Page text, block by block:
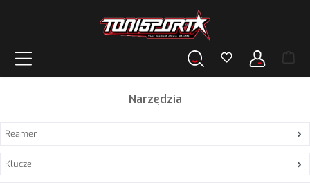
Narzędzia
Reamer
Klucze